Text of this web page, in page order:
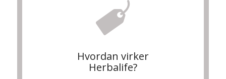
Hvordan virker
Herbalife?